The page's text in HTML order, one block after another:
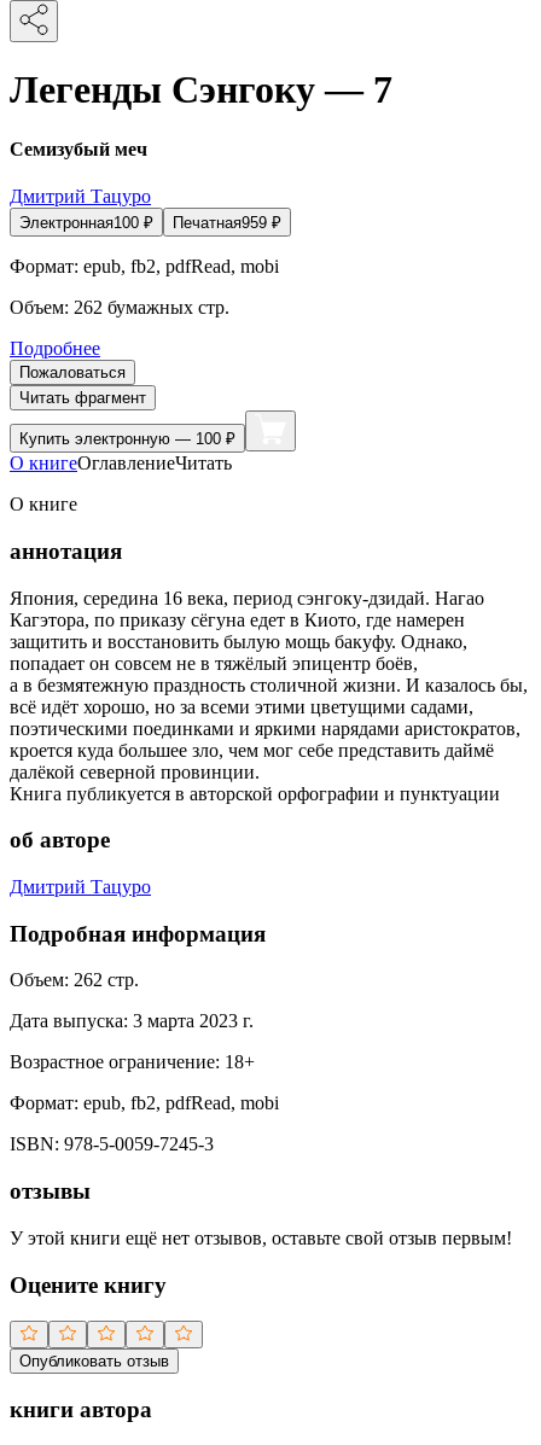
Легенды Сэнгоку — 7
Семизубый меч
Дмитрий Тацуро
Электронная100 ₽ Печатная959 ₽
Формат: epub, fb2, pdfRead, mobi
Объем: 262 бумажных стр.
Подробнее
Пожаловаться
Читать фрагмент
Купить электронную — 100 ₽
О книгеОглавлениеЧитать
О книге
аннотация
Япония, середина 16 века, период сэнгоку-дзидай. Нагао
Кагэтора, по приказу сёгуна едет в Киото, где намерен
защитить и восстановить былую мощь бакуфу. Однако,
попадает он совсем не в тяжёлый эпицентр боёв,
а в безмятежную праздность столичной жизни. И казалось бы,
всё идёт хорошо, но за всеми этими цветущими садами,
поэтическими поединками и яркими нарядами аристократов,
кроется куда большее зло, чем мог себе представить даймё
далёкой северной провинции.
Книга публикуется в авторской орфографии и пунктуации
об авторе
Дмитрий Тацуро
Подробная информация
Объем: 262 стр.
Дата выпуска: 3 марта 2023 г.
Возрастное ограничение: 18+
Формат: epub, fb2, pdfRead, mobi
ISBN: 978-5-0059-7245-3
отзывы
У этой книги ещё нет отзывов, оставьте свой отзыв первым!
Оцените книгу
Опубликовать отзыв
книги автора